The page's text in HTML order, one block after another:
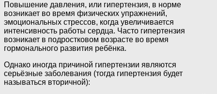
Повышение давления, или гипертензия, в норме
возникает во время физических упражнений,
эмоциональных стрессов, когда увеличивается
интенсивность работы сердца. Часто гипертензия
возникает в подростковом возрасте во время
гормонального развития ребёнка.
Однако иногда причиной гипертензии являются
серьёзные заболевания (тогда гипертензия будет
называться вторичной):